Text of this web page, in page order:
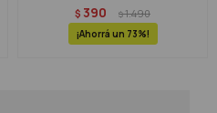
$ 390 $1.490
73